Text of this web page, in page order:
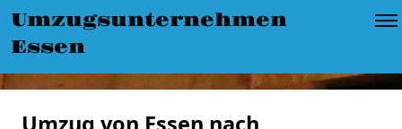
Umzugsunternehmen
Essen